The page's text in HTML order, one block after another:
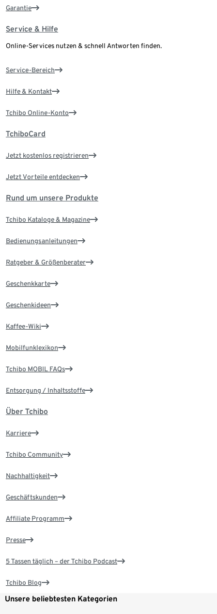
Garantie
Service & Hilfe
Online-Services nutzen & schnell Antworten finden.
Service-Bereich
Hilfe & Kontakt
Tchibo Online-Konto
TchiboCard
Jetzt kostenlos registrieren
Jetzt Vorteile entdecken
Rund um unsere Produkte
Tchibo Kataloge & Magazine
Bedienungsanleitungen
Ratgeber & Größenberater
Geschenkkarte
Geschenkideen
Kaffee-Wiki
Mobilfunklexikon
Tchibo MOBIL FAQs
Entsorgung / Inhaltsstoffe
Über Tchibo
Karriere
Tchibo Community
Nachhaltigkeit
Geschäftskunden
Affiliate Programm
Presse
5 Tassen täglich – der Tchibo Podcast
Tchibo Blog
Unsere beliebtesten Kategorien